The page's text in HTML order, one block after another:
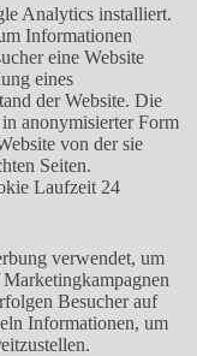
Analytics installiert.
Informationen
eine Website
eines
der Website. Die
anonymisierter Form
von der sie
Seiten.
Laufzeit 24
verwendet, um
Besucher auf
Informationen, um